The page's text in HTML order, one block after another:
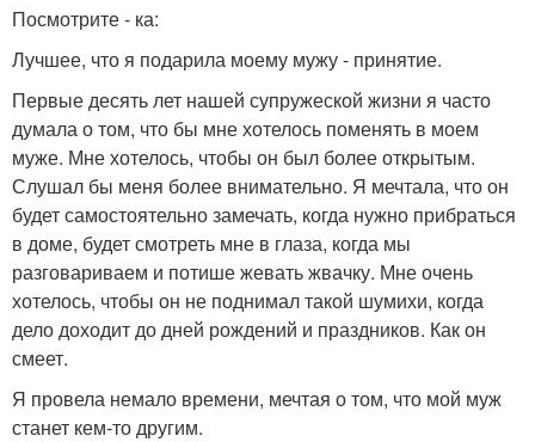
Посмотрите - ка:
Лучшее, что я подарила моему мужу - принятие.
Первые десять лет нашей супружеской жизни я часто
думала о том, что бы мне хотелось поменять в моем
муже. Мне хотелось, чтобы он был более открытым.
Слушал бы меня более внимательно. Я мечтала, что он
будет самостоятельно замечать, когда нужно прибраться
в доме, будет смотреть мне в глаза, когда мы
разговариваем и потише жевать жвачку. Мне очень
хотелось, чтобы он не поднимал такой шумихи, когда
дело доходит до дней рождений и праздников. Как он
смеет.
Я провела немало времени, мечтая о том, что мой муж
станет кем-то другим.